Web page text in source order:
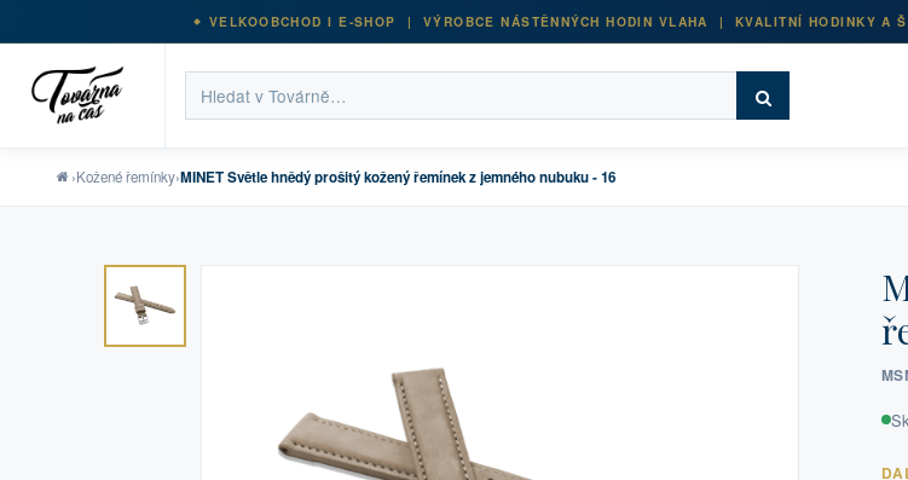
VELKOOBCHOD I E-SHOP | VÝROBCE NÁSTĚNNÝCH HODIN VLAHA | KVALITNÍ HODINKY A
›Kožené řemínky›MINET Světle hnědý prošitý kožený řemínek z jemného nubuku - 16